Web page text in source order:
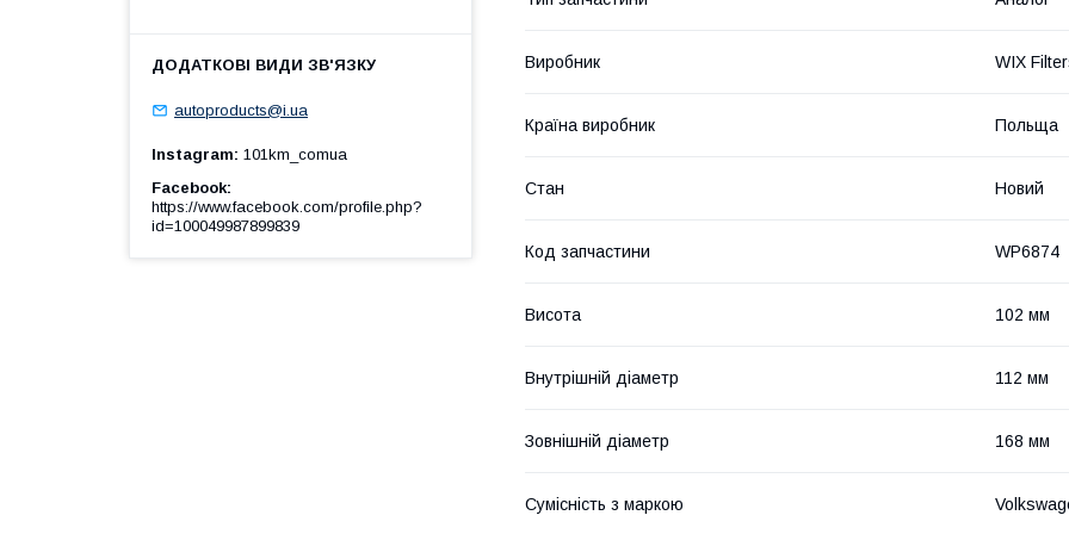
Виробник WIX
Країна виробник Польща
Стан Новий
Код запчастини WP6874
Висота 102 мм
Внутрішній діаметр 112 мм
Зовнішній діаметр 168 мм
Сумісність з маркою
autoproducts@i.ua
Instagram 101km_comua
Facebook
https://www.facebook.com/profile.php?
id=100049987899839